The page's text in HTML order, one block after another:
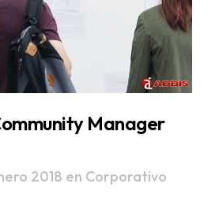
Manager
2018 en Corporativo